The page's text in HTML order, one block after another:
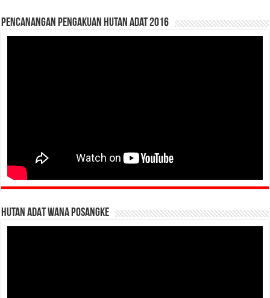
Pencanangan Pengakuan Hutan Adat 2016
HUTAN ADAT WANA POSANGKE